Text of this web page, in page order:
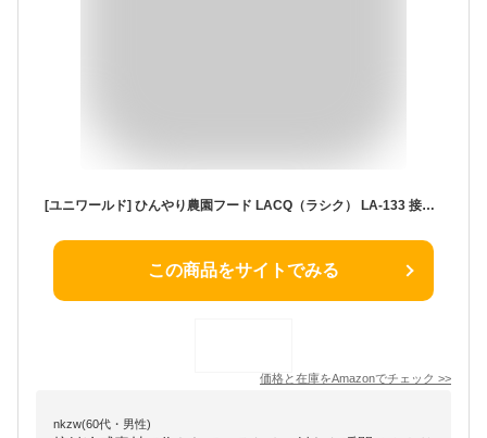
[ユニワールド] ひんやり農園フード LACQ（ラシク） LA-133 接触冷感 UVカット フリーサイズ 農作業 帽子
この商品をサイトでみる
価格と在庫をAmazonでチェック >>
nkzw(60代・男性)